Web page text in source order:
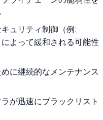
ュリティ制御（例:
よって緩和される可能性
に継続的なメンテナンス
が迅速にブラックリスト